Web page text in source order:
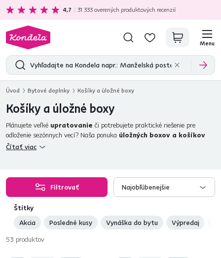
Ekologická doprava zadarmo nad 199 €
4,7 31 333 overených produktových recenzií
Menu
Úvod Bytové doplnky Košíky a úložné boxy
Košíky a úložné boxy
Plánujete veľké upratovanie či potrebujete praktické riešenie pre
odloženie sezónnych vecí? Naša ponuka úložných boxov a košíkov
vám pomôže s usporiadaním kuchynskej linky a skrine. Tieto
použitie v záhrade.
Čítať viac
Filtrovať Najobľúbenejšie
Štítky
Akcia
Posledné kusy Vynáška do bytu Výpredaj
53 produktov